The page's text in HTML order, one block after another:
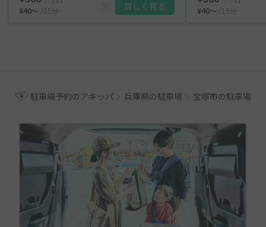
¥40〜
/15分 詳しく見る
¥40〜
/15分
駐車場予約のアキッパ 兵庫県の駐車場 宝塚市の駐車場